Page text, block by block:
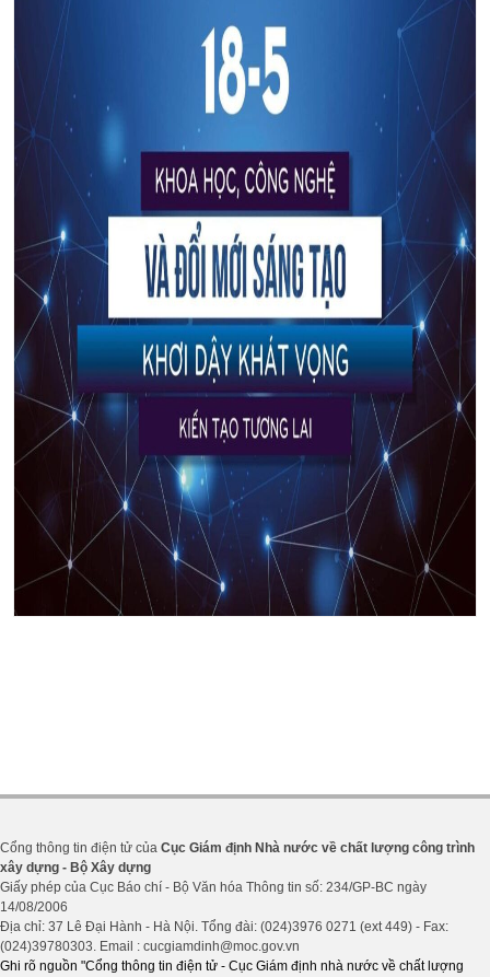
Cổng thông tin điện tử của Cục Giám định Nhà nước về chất lượng công trình
xây dựng - Bộ Xây dựng
Giấy phép của Cục Báo chí - Bộ Văn hóa Thông tin số: 234/GP-BC ngày
14/08/2006
Địa chỉ: 37 Lê Đại Hành - Hà Nội. Tổng đài: (024)3976 0271 (ext 449) - Fax:
(024)39780303. Email : cucgiamdinh@moc.gov.vn
Ghi rõ nguồn "Cổng thông tin điện tử - Cục Giám định nhà nước về chất lượng